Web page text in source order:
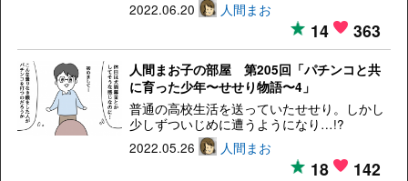
2022.06.20
人間まお
14 363
人間まお子の部屋 第205回「パチンコと共
に育った少年〜せせり物語〜4」
普通の高校生活を送っていたせせり。しかし
少しずついじめに遭うようになり…!?
2022.05.26
人間まお
18 142